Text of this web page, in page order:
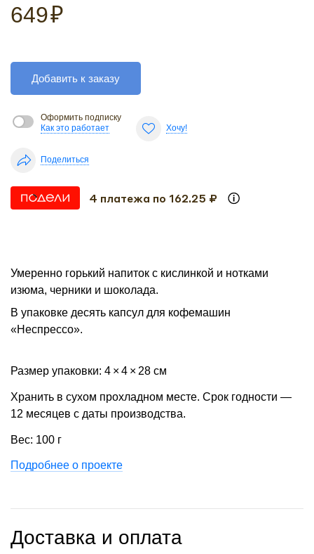
649₽
Добавить к заказу
Оформить подписку
Как это работает
Хочу!
Поделиться
4 платежа по 162.25 ₽
Умеренно горький напиток с кислинкой и нотками
изюма, черники и шоколада.
В упаковке десять капсул для кофемашин
«Неспрессо».
Размер упаковки: 4 × 4 × 28 см
Хранить в сухом прохладном месте. Срок годности —
12 месяцев с даты производства.
Вес: 100 г
Подробнее о проекте
Доставка и оплата